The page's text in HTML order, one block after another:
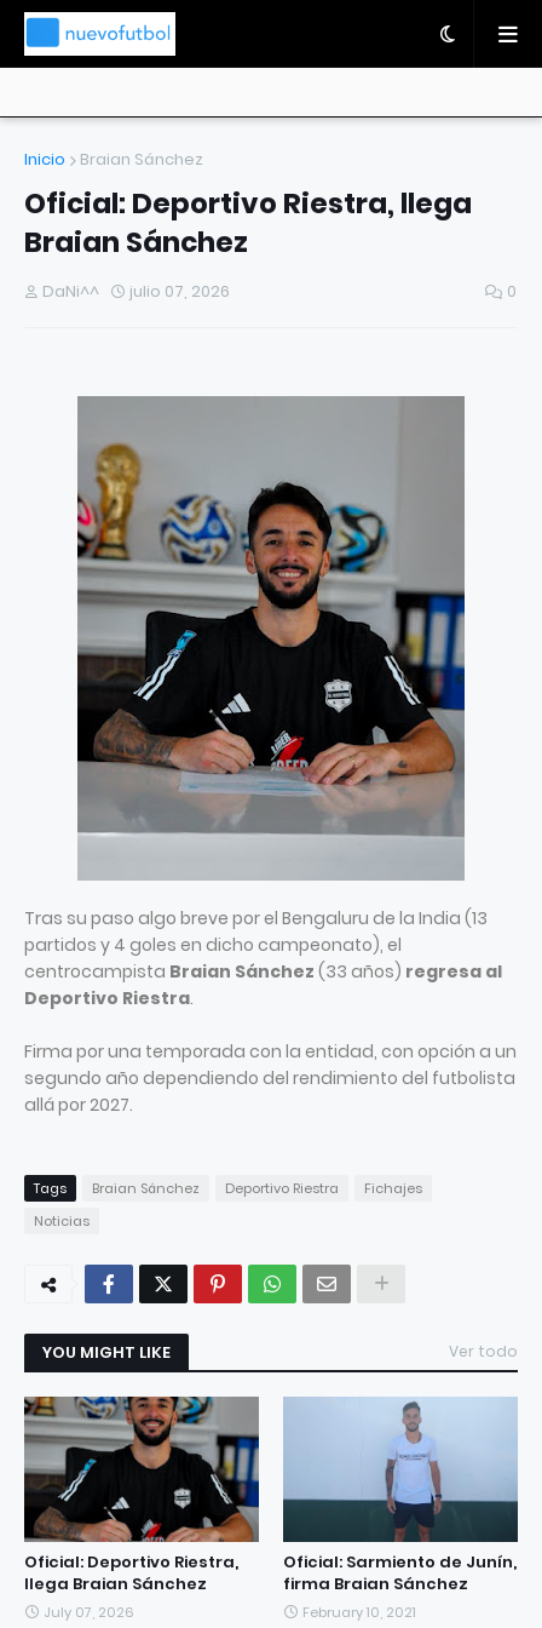
Inicio Braian Sánchez
Oficial: Deportivo Riestra, llega
Braian Sánchez
DaNi^^ julio 07, 2026 0
Tras su paso algo breve por el Bengaluru de la India (13
partidos y 4 goles en dicho campeonato), el
centrocampista Braian Sánchez (33 años) regresa al
Deportivo Riestra.
Firma por una temporada con la entidad, con opción a un
segundo año dependiendo del rendimiento del futbolista
allá por 2027.
Tags Braian Sánchez Deportivo Riestra
Fichajes
Noticias
YOU MIGHT LIKE Ver todo
Oficial: Deportivo Riestra,
llega Braian Sánchez
July 07, 2026
Oficial: Sarmiento de Junín,
firma Braian Sánchez
February 10, 2021